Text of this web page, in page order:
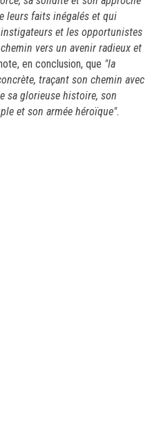
leurs faits inégalés et qui
et les opportunistes
vers un avenir radieux et
en conclusion, que "la
traçant son chemin avec
sa glorieuse histoire, son
et son armée héroïque".